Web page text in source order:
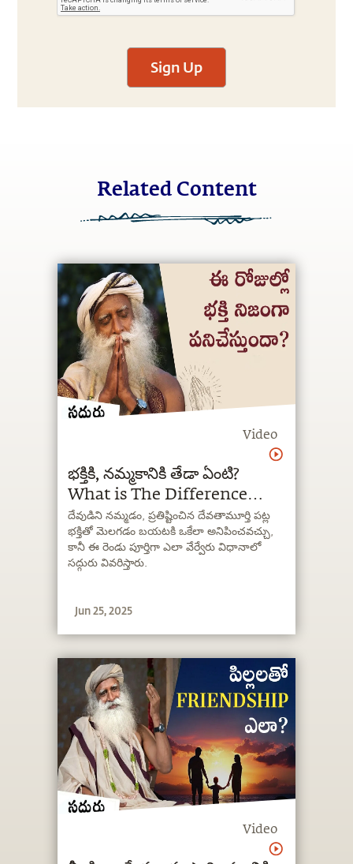
Sign Up
Related Content
Video
భక్తికి, నమ్మకానికి తేడా ఏంటి?
What is The Difference
Between Devotion and
Belief? | Sadhguru Telugu
దేవుడిని నమ్మడం, ప్రతిష్టించిన దేవతామూర్తి పట్ల
భక్తితో మెలగడం బయటకి ఒకేలా అనిపించవచ్చు,
కానీ ఈ రెండు పూర్తిగా ఎలా వేర్వేరు విధానాలో
సద్గురు వివరిస్తారు.
Jun 25, 2025
Video